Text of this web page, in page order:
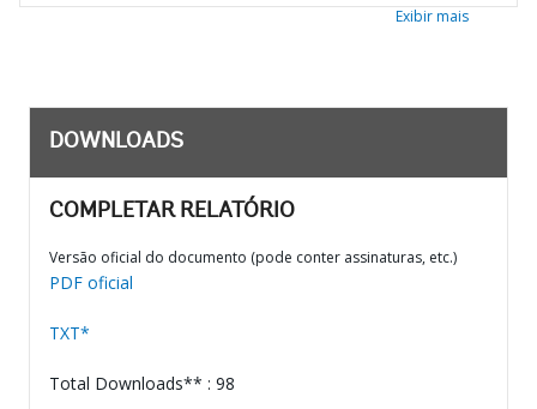
Exibir mais
DOWNLOADS
COMPLETAR RELATÓRIO
Versão oficial do documento (pode conter assinaturas, etc.)
PDF oficial
TXT*
Total Downloads** : 98